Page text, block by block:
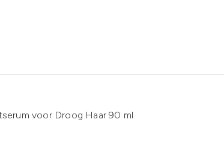
voor Droog Haar 90 ml